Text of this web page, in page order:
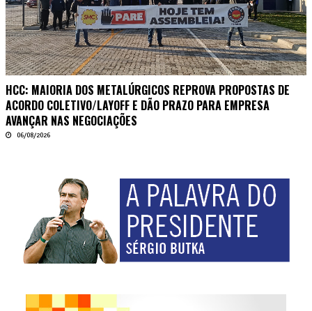
HCC: MAIORIA DOS METALÚRGICOS REPROVA PROPOSTAS DE
ACORDO COLETIVO/LAYOFF E DÃO PRAZO PARA EMPRESA
AVANÇAR NAS NEGOCIAÇÕES
06/08/2026